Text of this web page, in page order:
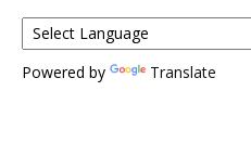
Powered by Translate